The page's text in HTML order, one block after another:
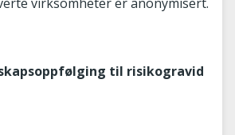
til risikogravid